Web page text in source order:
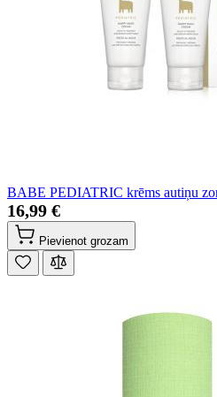
BABE PEDIATRIC krēms autiņu
16,99 €
Pievienot grozam